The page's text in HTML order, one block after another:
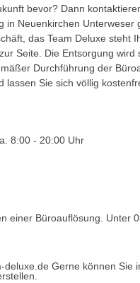
bevor? Dann
Neuenkirchen Unterweser
das Team Deluxe steht
Seite. Die Entsorgung
Durchführung der
Sie sich völlig
8:00 - 20:00 Uhr
einer Büroauflösung. Unter
Gerne können Sie